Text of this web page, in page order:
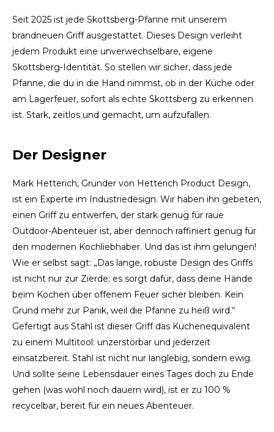
Polski
CHF
INR
CZK
DKK
ECS
HUF
MYR
MXN
NOK
Seit 2025 ist jede Skottsberg-Pfanne mit unserem
brandneuen Griff ausgestattet. Dieses Design verleiht
jedem Produkt eine unverwechselbare, eigene
Skottsberg-Identität. So stellen wir sicher, dass jede
Pfanne, die du in die Hand nimmst, ob in der Küche oder
am Lagerfeuer, sofort als echte Skottsberg zu erkennen
ist. Stark, zeitlos und gemacht, um aufzufallen.
Der Designer
Mark Hetterich, Gründer von Hetterich Product Design,
ist ein Experte im Industriedesign. Wir haben ihn gebeten,
einen Griff zu entwerfen, der stark genug für raue
Outdoor-Abenteuer ist, aber dennoch raffiniert genug für
den modernen Kochliebhaber. Und das ist ihm gelungen!
Wie er selbst sagt: „Das lange, robuste Design des Griffs
ist nicht nur zur Zierde; es sorgt dafür, dass deine Hände
beim Kochen über offenem Feuer sicher bleiben. Kein
Grund mehr zur Panik, weil die Pfanne zu heiß wird.“
Gefertigt aus Stahl ist dieser Griff das Küchenequivalent
zu einem Multitool: unzerstörbar und jederzeit
einsatzbereit. Stahl ist nicht nur langlebig, sondern ewig.
Und sollte seine Lebensdauer eines Tages doch zu Ende
gehen (was wohl noch dauern wird), ist er zu 100 %
recycelbar, bereit für ein neues Abenteuer.